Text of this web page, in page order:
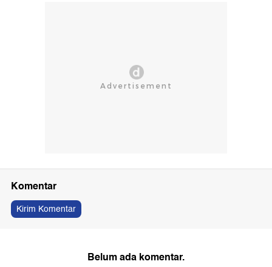
Komentar
Kirim Komentar
Belum ada komentar.